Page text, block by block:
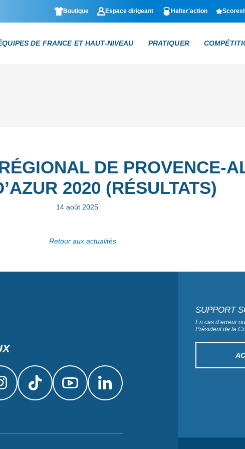
Boutique Espace dirigeant Halter'action
DE FRANCE ET HAUT-NIVEAU PRATIQUER
DE PROVENCE-
2020 (RÉSULTATS)
14 août 2025
Retour aux actualités
SUPPORT
En cas d’erreur
Président de la